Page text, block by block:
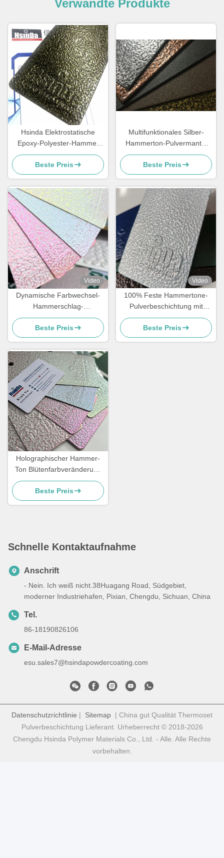
Verwandte Produkte
Hsinda Elektrostatische
Epoxy-Polyester-Hammer
Textur Hammertone
Pulverbeschichtung Farbe
Beste Preis
Multifunktionales Silber-
Hammerton-Pulvermantel
mit guter mechanischer
Leistung
Beste Preis
Video
Dynamische Farbwechsel-
Hammerschlag-
Pulverbeschichtung mit 500
Stunden Salzsprühnebel-
und 1000 Stunden
Feuchtigkeitsbeständigkeit
Beste Preis
Video
100% Feste Hammertone-
Pulverbeschichtung mit
durchschnittlicher
Partikelgröße von 32-42 μm
und spezifischer Schwerkraft
Beste Preis
Holographischer Hammer-
Ton Blütenfarbveränderung
Farbgefäße Perlescent
Pulverbeschichtung
Beste Preis
Schnelle Kontaktaufnahme
Anschrift
- Nein. Ich weiß nicht.38Huagang Road, Südgebiet,
moderner Industriehafen, Pixian, Chengdu, Sichuan, China
Tel.
86-18190826106
E-Mail-Adresse
esu.sales7@hsindapowdercoating.com
Datenschutzrichtlinie | Sitemap | China gut Qualität Thermoset
Pulverbeschichtung Lieferant. Urheberrecht © 2018-2026
Chengdu Hsinda Polymer Materials Co., Ltd. - Alle. Alle Rechte
vorbehalten.